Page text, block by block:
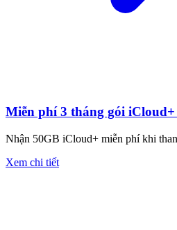
Miễn phí 3 tháng gói
Nhận 50GB iCloud+ miễn phí khi
Xem chi tiết